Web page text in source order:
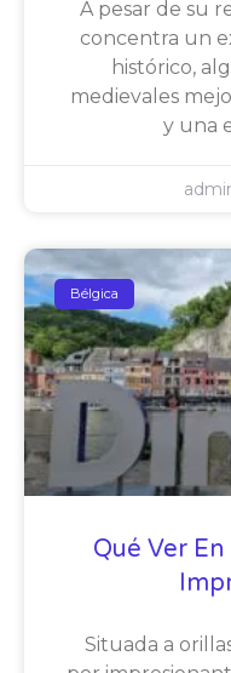
A pesar de su
concentra un
histórico,
medievales
y una
Bélgica
Qué Ver
Situada a